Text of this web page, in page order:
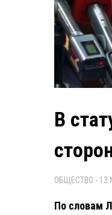
В
ОБЩЕСТВО - 13
По словам